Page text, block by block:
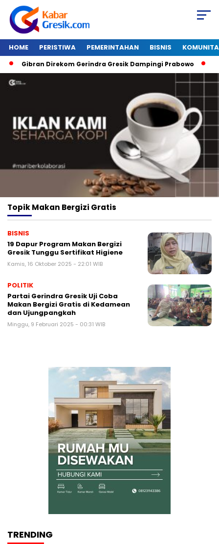
HOME PERISTIWA PEMERINTAHAN BISNIS
Gibran Direkom Gerindra Gresik Dampingi Prabowo
TopikMakan Bergizi Gratis
BISNIS
19 Dapur Program Makan Bergizi
Gresik Tunggu Sertifikat Higiene
Kamis, 16 Oktober 2025 - 22:01 WIB
POLITIK
Partai Gerindra Gresik Uji Coba
Makan Bergizi Gratis di Kedamean
dan Ujungpangkah
Minggu, 9 Februari 2025 - 00:31 WIB
TRENDING